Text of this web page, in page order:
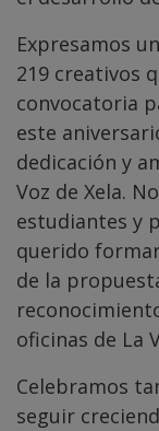
Expresamos
219 creativos
convocatoria
este
dedicación y
Voz de Xela.
estudiantes y
querido
de la
oficinas de La
Celebramos
seguir